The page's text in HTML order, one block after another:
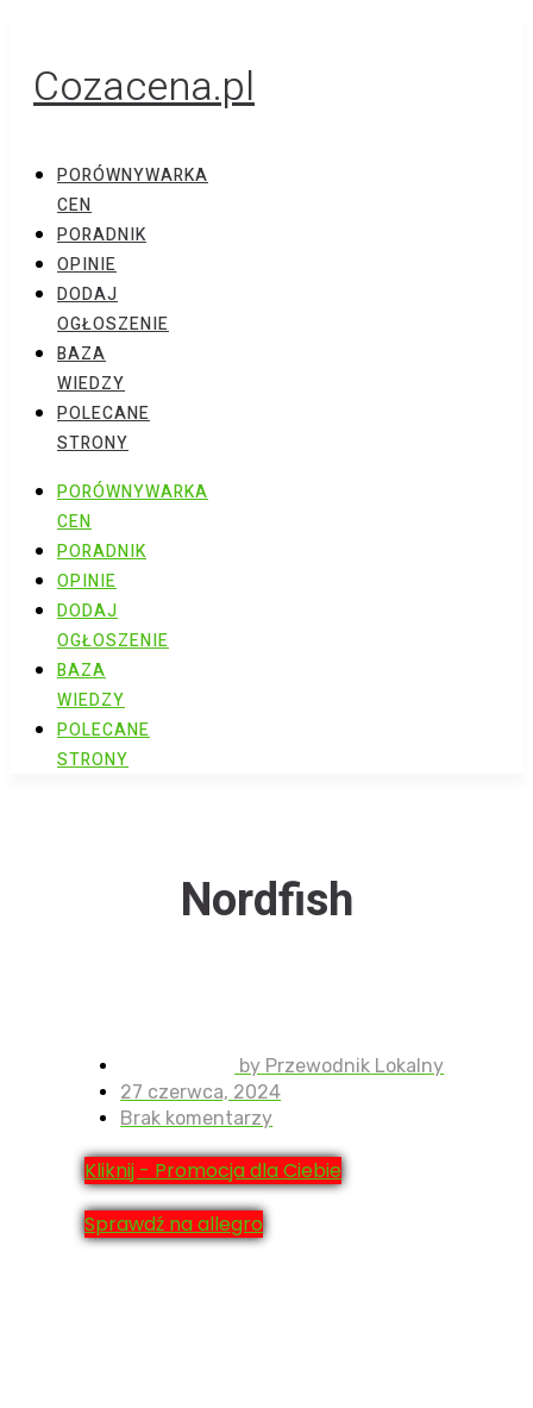
Cozacena.pl
PORÓWNYWARKA
CEN
PORADNIK
OPINIE
DODAJ
OGŁOSZENIE
BAZA
WIEDZY
POLECANE
STRONY
PORÓWNYWARKA
CEN
PORADNIK
OPINIE
DODAJ
OGŁOSZENIE
BAZA
WIEDZY
POLECANE
STRONY
Nordfish
by Przewodnik Lokalny
27 czerwca, 2024
Brak komentarzy
Kliknij - Promocja dla Ciebie
Sprawdź na allegro